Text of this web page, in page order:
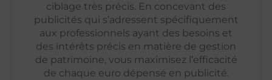
ciblage très précis. En concevant des
publicités qui s’adressent spécifiquement
aux professionnels ayant des besoins et
des intérêts précis en matière de gestion
de patrimoine, vous maximisez l’efficacité
de chaque euro dépensé en publicité.